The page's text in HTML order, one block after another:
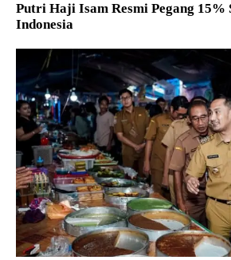
Putri Haji Isam Resmi Pegang 15%
Indonesia